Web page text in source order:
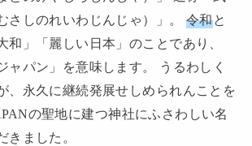
さしのれいわじんじゃ）」。 令和と
和」「麗しい日本」のことであり、
ャパン」を意味します。 うるわしく
、永久に継続発展せしめられんことを
の聖地に建つ神社にふさわしい名
きました。